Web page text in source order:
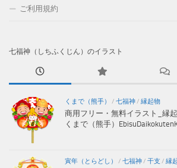
ご利用規約
七福神（しちふくじん）のイラスト
くまで（熊手） / 七福神/ 縁起物
商用フリー・無料イラスト_縁
くまで（熊手）
寅年（とらどし） / 七福神/ 干支 / 縁